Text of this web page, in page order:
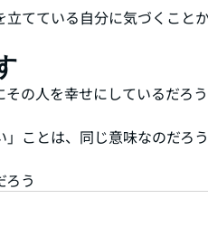
てている自分に気づくこと
の人を幸せにしているだろ
」ことは、同じ意味なのだろ
う